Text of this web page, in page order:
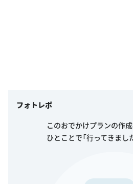
フォトレポ
このおでかけプランの作
ひとことで「行ってきまし